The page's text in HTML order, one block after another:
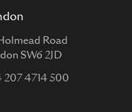
Road
SW6 2JD
207 4714 500